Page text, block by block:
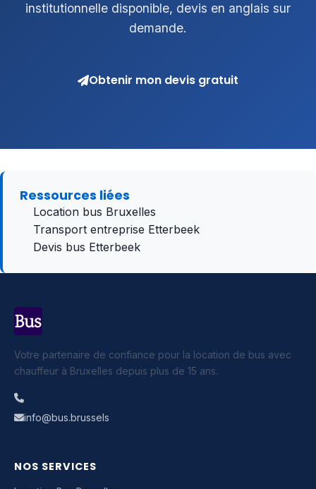
institutionnelle disponible, devis en anglais sur
demande.
Obtenir mon devis gratuit
Ressources liées
Location bus Bruxelles
Transport entreprise Etterbeek
Devis bus Etterbeek
Votre partenaire de confiance pour la location de bus avec
chauffeur à Bruxelles depuis plus de 15 ans.
info@bus.brussels
NOS SERVICES